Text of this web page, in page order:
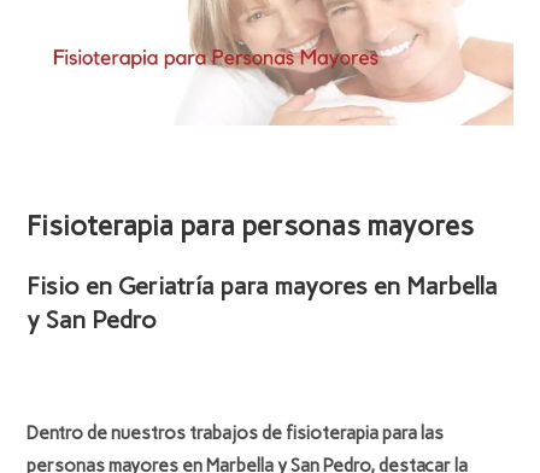
Fisioterapia para personas mayores
Fisio en Geriatría para mayores en Marbella
y San Pedro
Dentro de nuestros trabajos de fisioterapia para las
personas mayores en MarbellaySan Pedro, destacar la